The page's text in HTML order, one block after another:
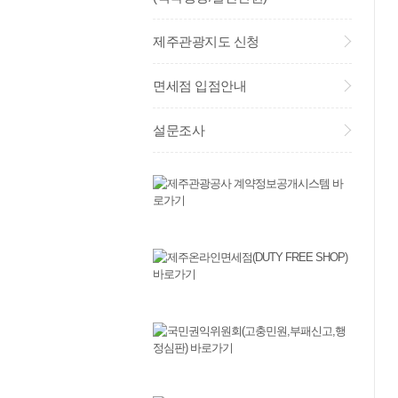
제주관광지도 신청
면세점 입점안내
설문조사